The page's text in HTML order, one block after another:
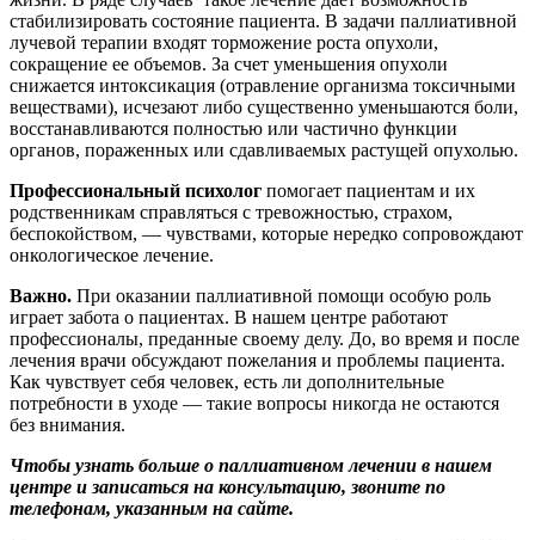
стабилизировать состояние пациента. В задачи паллиативной
лучевой терапии входят торможение роста опухоли,
сокращение ее объемов. За счет уменьшения опухоли
снижается интоксикация (отравление организма токсичными
веществами), исчезают либо существенно уменьшаются боли,
восстанавливаются полностью или частично функции
органов, пораженных или сдавливаемых растущей опухолью.
Профессиональный психолог помогает пациентам и их
родственникам справляться с тревожностью, страхом,
беспокойством, — чувствами, которые нередко сопровождают
онкологическое лечение.
Важно. При оказании паллиативной помощи особую роль
играет забота о пациентах. В нашем центре работают
профессионалы, преданные своему делу. До, во время и после
лечения врачи обсуждают пожелания и проблемы пациента.
Как чувствует себя человек, есть ли дополнительные
потребности в уходе — такие вопросы никогда не остаются
без внимания.
Чтобы узнать больше о паллиативном лечении в нашем
центре и записаться на консультацию, звоните по
телефонам, указанным на сайте.